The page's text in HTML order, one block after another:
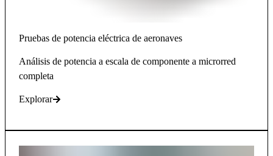
Pruebas de potencia eléctrica de aeronaves
Análisis de potencia a escala de componente a microrred
completa
Explorar